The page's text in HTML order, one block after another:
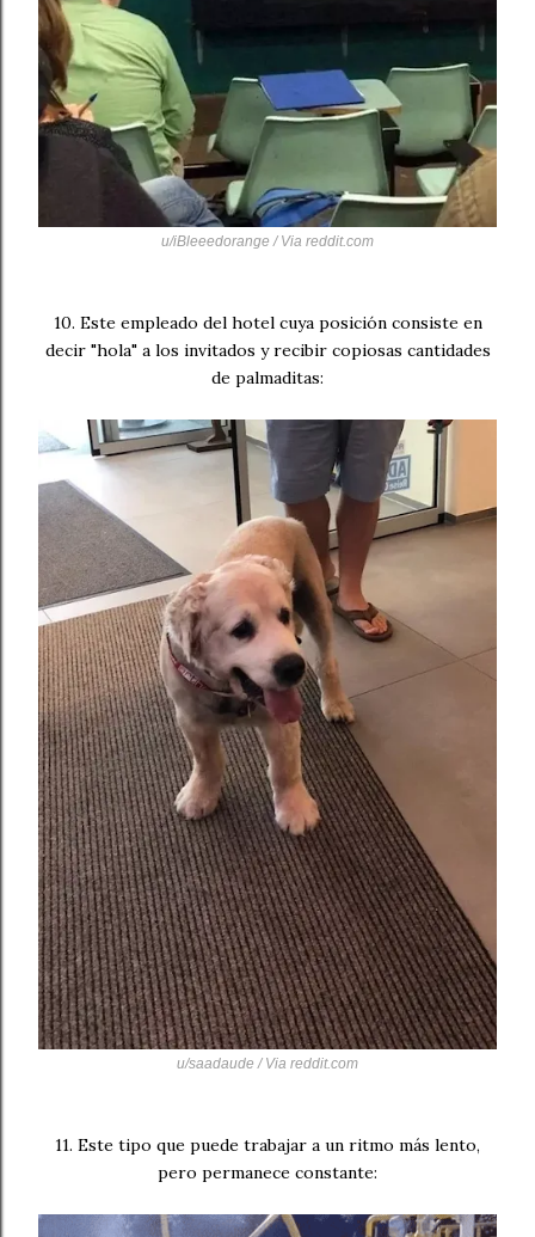
u/iBleeedorange / Via reddit.com
10. Este empleado del hotel cuya posición consiste en
decir "hola" a los invitados y recibir copiosas cantidades
de palmaditas:
u/saadaude / Via reddit.com
11. Este tipo que puede trabajar a un ritmo más lento,
pero permanece constante: